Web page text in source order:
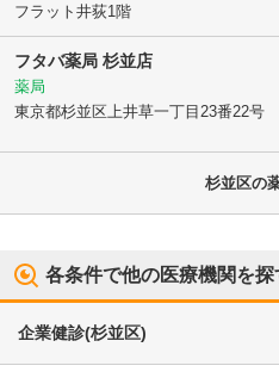
フラット井荻1階
フタバ薬局 杉並店
薬局
東京都杉並区 上井草一丁目23番22号
杉並区の
各条件で他の医療機関を探
企業健診(杉並区)